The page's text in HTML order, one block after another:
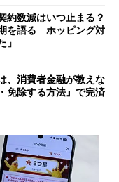
約数減はいつ止まる？
を語る ホッピング対
」
、消費者金融が教えな
免除する方法』で完済